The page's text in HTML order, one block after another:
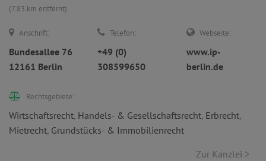
(7.83 km entfernt)
Anschrift:
Bundesallee 76
12161 Berlin
Telefon:
+49 (0)
308599650
Webseite:
www.ip-
berlin.de
Rechtsgebiete:
Wirtschaftsrecht, Handels- & Gesellschaftsrecht, Erbrecht,
Mietrecht, Grundstücks- & Immobilienrecht
Zur Kanzlei >